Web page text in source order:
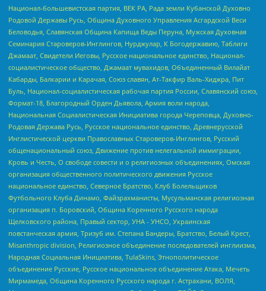
Национал-большевистская партия, ВЕК РА, Рада земли Кубанской Духовно
Родовой Державы Русь, Община Духовного Управления Асгардской Веси
Беловодья, Славянская Община Капища Веды Перуна, Мужская Духовная
Семинария Староверов-Инглингов, Нурджулар, К Богодержавию, Таблиги
Джамаат, Свидетели Иеговы, Русское национальное единство, Национал-
социалистическое общество, Джамаат мувахидов, Объединенный Вилайат
Кабарды, Балкарии и Карачая, Союз славян, Ат-Такфир Валь-Хиджра, Пит
Буль, Национал-социалистическая рабочая партия России, Славянский союз,
Формат-18, Благородный Орден Дьявола, Армия воли народа,
Национальная Социалистическая Инициатива города Череповца, Духовно-
Родовая Держава Русь, Русское национальное единство, Древнерусской
Инглистической церкви Православных Староверов-Инглингов, Русский
общенациональный союз, Движение против нелегальной иммиграции,
Кровь и Честь, О свободе совести и о религиозных объединениях, Омская
организация общественного политического движения Русское
национальное единство, Северное Братство, Клуб Болельщиков
Футбольного Клуба Динамо, Файзрахманисты, Мусульманская религиозная
организация п. Боровский, Община Коренного Русского народа
Щелковского района, Правый сектор, УНА - УНСО, Украинская
повстанческая армия, Тризуб им. Степана Бандеры, Братство, Белый Крест,
Misanthropic division, Религиозное объединение последователей инглиизма,
Народная Социальная Инициатива, TulaSkins, Этнополитическое
объединение Русские, Русское национальное объединение Атака, Мечеть
Мирмамеда, Община Коренного Русского народа г. Астрахани, ВОЛЯ,